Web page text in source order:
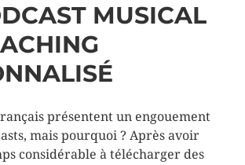
MUSICAL
présentent un engouement
mais pourquoi ? Après avoir
considérable à télécharger des